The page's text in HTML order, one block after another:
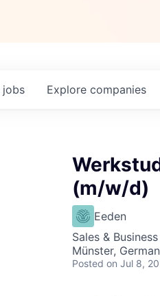
jobs Explore companies
(m/w/d)
Eeden
Sales &
Münster,
Posted on Jul 8,